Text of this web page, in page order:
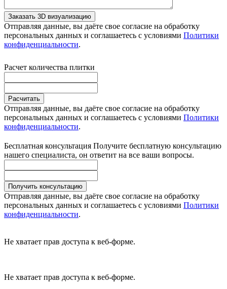
Заказать 3D визуализацию
Отправляя данные, вы даёте свое согласие на обработку
персональных данных и соглашаетесь с условиями Политики
конфиденциальности.
Расчет количества плитки
Расчитать
Отправляя данные, вы даёте свое согласие на обработку
персональных данных и соглашаетесь с условиями Политики
конфиденциальности.
Бесплатная консультация Получите бесплатную консультацию
нашего специалиста, он ответит на все ваши вопросы.
Получить консультацию
Отправляя данные, вы даёте свое согласие на обработку
персональных данных и соглашаетесь с условиями Политики
конфиденциальности.
Не хватает прав доступа к веб-форме.
Не хватает прав доступа к веб-форме.